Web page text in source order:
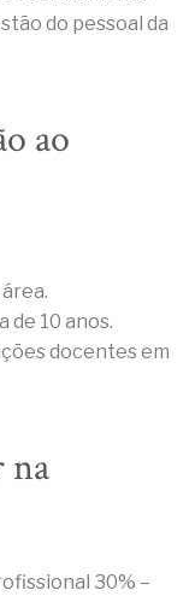
do pessoal da
ao
de 10 anos.
docentes em
na
30% –